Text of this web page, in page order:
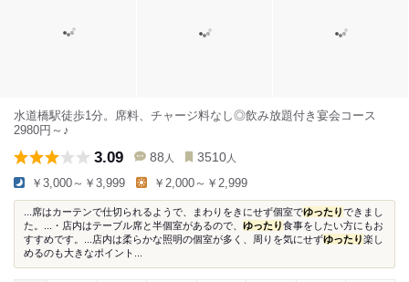
水道橋駅徒歩1分。席料、チャージ料なし◎飲み放題付き宴会コース
2980円～♪
3.09 88 人 3510 人
￥3,000～￥3,999 ￥2,000～￥2,999
...席はカーテンで仕切られるようで、まわりをきにせず個室でゆったりできまし
た。...・店内はテーブル席と半個室があるので、 ゆったり食事をしたい方にもお
すすめです。...店内は柔らかな照明の個室が多く、周りを気にせずゆったり楽し
めるのも大きなポイント...